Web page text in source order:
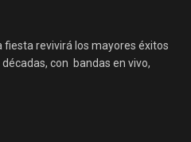
fiesta revivirá los mayores éxitos
con bandas en vivo,